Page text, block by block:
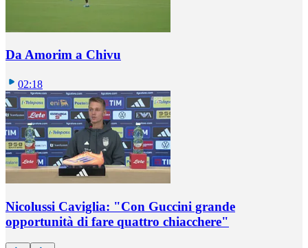
Da Amorim a Chivu
02:18
Nicolussi Caviglia: "Con Guccini grande
opportunità di fare quattro chiacchere"